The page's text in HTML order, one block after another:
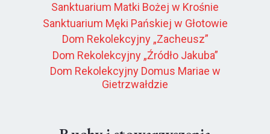
Sanktuarium Matki Bożej w Krośnie
Sanktuarium Męki Pańskiej w Głotowie
Dom Rekolekcyjny „Zacheusz”
Dom Rekolekcyjny „Źródło Jakuba”
Dom Rekolekcyjny Domus Mariae w
Gietrzwałdzie